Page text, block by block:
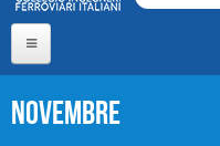
Novembre